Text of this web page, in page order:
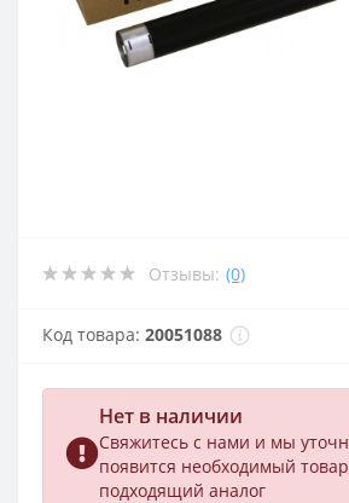
Отзывы: (0)
Код товара: 20051088
Нет в наличии
Свяжитесь с нами и мы
появится необходимый
подходящий аналог